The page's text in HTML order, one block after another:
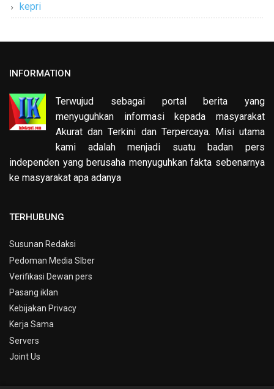
kepri
INFORMATION
Terwujud sebagai portal berita yang
menyuguhkan informasi kepada masyarakat
Akurat dan Terkini dan Terpercaya. Misi utama
kami adalah menjadi suatu badan pers
independen yang berusaha menyuguhkan fakta sebenarnya
ke masyarakat apa adanya
TERHUBUNG
Susunan Redaksi
Pedoman Media SIber
Verifikasi Dewan pers
Pasang iklan
Kebijakan Privacy
Kerja Sama
Servers
Joint Us